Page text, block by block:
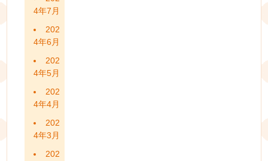
4年7月
202
4年6月
202
4年5月
202
4年4月
202
4年3月
202